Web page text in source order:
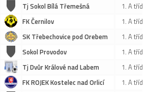
Tj Sokol Bílá Třemešná
1. A třída
FK Černilov
1. A třída
SK Třebechovice pod Orebem
1. A třída
Sokol Provodov
1. A třída
Tj Dvůr Králové nad Labem
1. A třída
FK ROJEK Kostelec nad Orlicí
1. A třída